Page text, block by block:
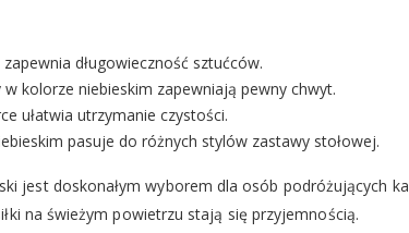
długowieczność sztućców.
kolorze niebieskim zapewniają pewny chwyt.
ułatwia utrzymanie czystości.
pasuje do różnych stylów zastawy stołowej.
jest doskonałym wyborem dla osób podróżujących
na świeżym powietrzu stają się przyjemnością.